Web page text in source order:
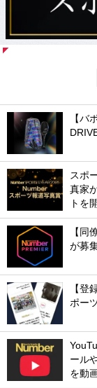
【バ
スポ
真家
トを
【同
が募
【登
ポー
ール
を動